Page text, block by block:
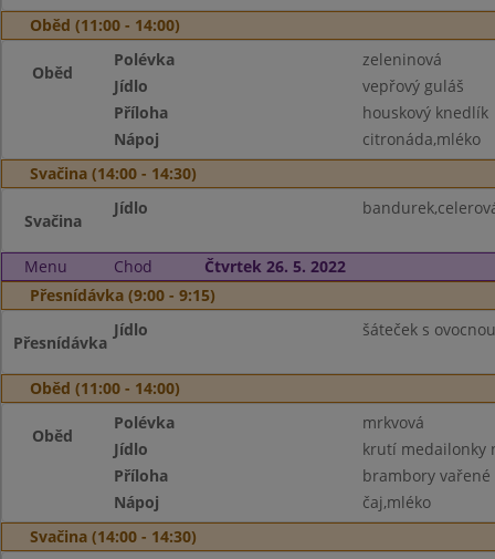
Oběd (11:00 - 14:00)
Oběd
Polévka
zeleninová
Jídlo
vepřový guláš
Příloha
houskový knedlík
Nápoj
citronáda,mléko
Svačina (14:00 - 14:30)
Svačina
Jídlo
Menu Chod
Čtvrtek 26. 5. 2022
Přesnídávka (9:00 - 9:15)
Přesnídávka
Jídlo šáteček s
Oběd (11:00 - 14:00)
Oběd
Polévka
mrkvová
Jídlo
krutí medailonky
Příloha
brambory vařené
Nápoj
čaj,mléko
Svačina (14:00 - 14:30)